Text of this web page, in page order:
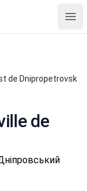
de Dnipropetrovsk
de